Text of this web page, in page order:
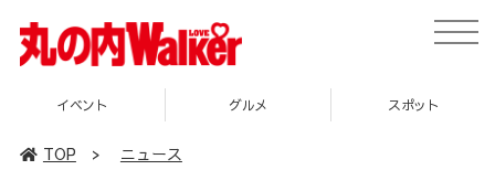
toggle
イベント グルメ スポット
TOP > ニュース